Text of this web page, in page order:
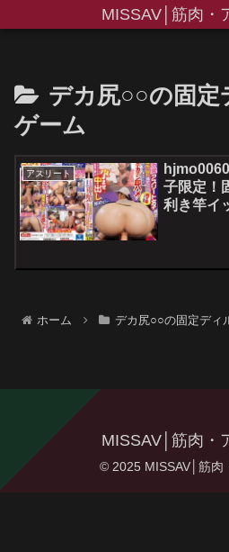
MISSAV│筋肉・
デカ尻○○の固定
ゲーム
アスリート
子限定！
利き竿イ
ら賞金
デカチン
ッた直
ホーム デカ尻○○の固定ディ
MISSAV│筋肉・
© 2025 MISSAV│筋肉